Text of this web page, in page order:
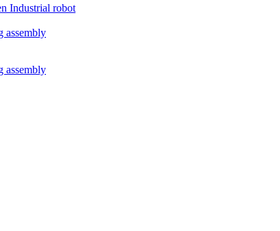
Industrial robot
assembly
assembly